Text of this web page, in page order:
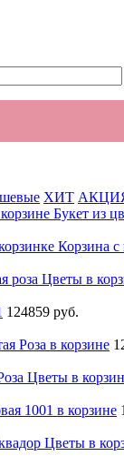
ХИТ
Букет из
Корзина с
Цветы в
124859 руб.
Роза в корзине
Цветы в
1001 в корзине
Цветы в